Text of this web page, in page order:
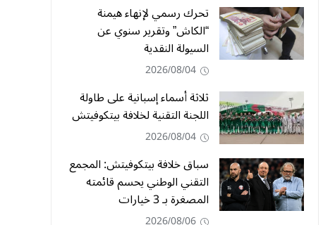
تحرك رسمي لإنهاء هيمنة
“الكاش” وتقرير سنوي عن
السيولة النقدية
2026/08/04
ثلاثة أسماء إسبانية على طاولة
اللجنة التقنية لخلافة بيتكوفيتش
2026/08/04
سباق خلافة بيتكوفيتش: المجمع
التقني الوطني يحسم قائمته
المصغرة بـ 3 خيارات